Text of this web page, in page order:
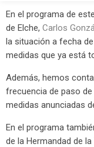
En el programa de
de Elche, Carlos
la situación a fecha
medidas que ya está
Además, hemos
frecuencia de paso
medidas anunciadas
En el programa
de la Hermandad de